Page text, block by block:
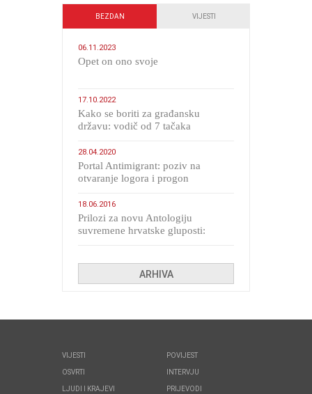
BEZDAN VIJESTI
06.11.2023
​Opet on ono svoje
17.10.2022
Kako se boriti za građansku
državu: vodič od 7 tačaka
28.04.2020
Portal Antimigrant: poziv na
otvaranje logora i progon
18.06.2016
Prilozi za novu Antologiju
suvremene hrvatske gluposti:
ARHIVA
VIJESTI
OSVRTI
LJUDI I KRAJEVI
POVIJEST
INTERVJU
PRIJEVODI